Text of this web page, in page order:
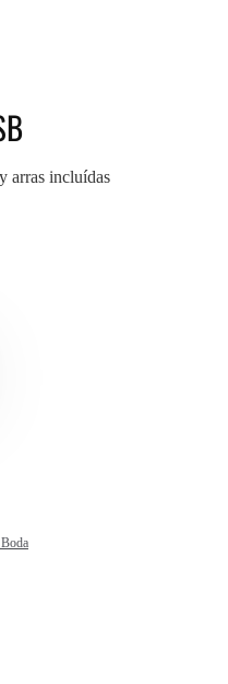
arras incluídas